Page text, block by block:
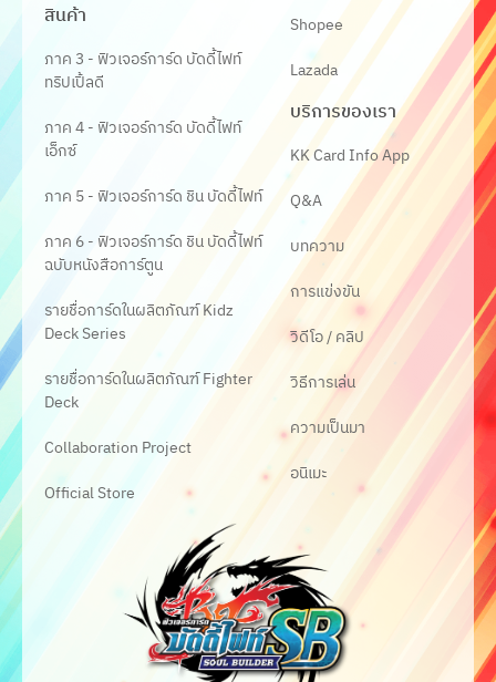
สินค้า
ภาค 3 - ฟิวเจอร์การ์ด บัดดี้ไฟท์
ทริปเปิ้ลดี
ภาค 4 - ฟิวเจอร์การ์ด บัดดี้ไฟท์
เอ็กซ์
ภาค 5 - ฟิวเจอร์การ์ด ชิน บัดดี้ไฟท์
ภาค 6 - ฟิวเจอร์การ์ด ชิน บัดดี้ไฟท์
ฉบับหนังสือการ์ตูน
รายชื่อการ์ดในผลิตภัณฑ์ Kidz
Deck Series
รายชื่อการ์ดในผลิตภัณฑ์ Fighter
Deck
Collaboration Project
Official Store
Shopee
Lazada
บริการของเรา
KK Card Info App
Q&A
บทความ
การแข่งขัน
วิดีโอ / คลิป
วิธีการเล่น
ความเป็นมา
อนิเมะ